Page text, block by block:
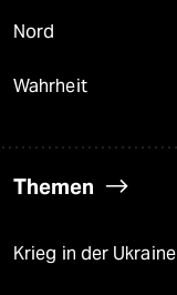
Nord
Wahrheit
Themen
Krieg in der Ukraine